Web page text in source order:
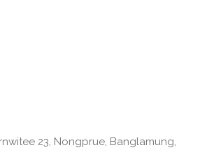
23, Nongprue, Banglamung,